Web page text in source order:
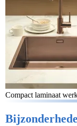
Compact laminaat